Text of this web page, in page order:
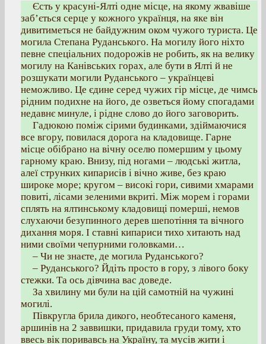
Єсть у красуні-Ялті одне місце, на якому жвавіше
заб’ється серце у кожного українця, на яке він
дивитиметься не байдужним оком чужого туриста. Це
могила Степана Руданського. На могилу його ніхто
певне спеціальних подорожів не робить, як на велику
могилу на Канівських горах, але бути в Ялті й не
розшукати могили Руданського – українцеві
неможливо. Це єдине серед чужих гір місце, де чимсь
рідним подихне на його, де озветься йому спогадами
недавнє минуле, і рідне слово до його заговорить.
Гадюкою поміж сірими будинками, здіймаючися
все вгору, повилася дорога на кладовище. Гарне
місце обібрано на вічну оселю помершим у цьому
гарному краю. Внизу, під ногами – людські житла,
алеї струнких кипарисів і вічно живе, без краю
широке море; кругом – високі гори, сивими хмарами
повиті, лісами зеленими вкриті. Між морем і горами
сплять на ялтинському кладовищі померші, немов
слухаючи безупинного дерев шепотіння та вічного
дихання моря. І ставні кипариси тихо хитають над
ними своїми чепурними головками…
– Чи не знаєте, де могила Руданського?
– Руданського? Йдіть просто в гору, з лівого боку
стежки. Та ось дівчина вас доведе.
За хвилину ми були на цій самотній на чужині
могилі.
Півкругла брила дикого, необтесаного каменя,
аршинів на 2 заввишки, придавила груди тому, хто
ввесь вік поривавсь на Україну, та мусів жити і